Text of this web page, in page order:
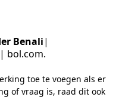
Benali|
bol.com.
toe te voegen als er
of vraag is, raad dit ook